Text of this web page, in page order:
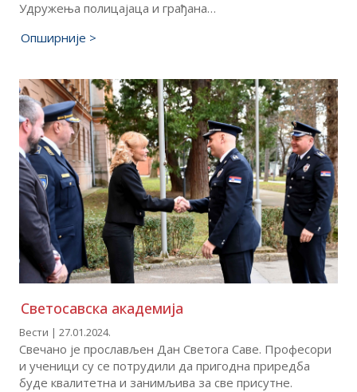
Удружења полицајаца и грађана…
Опширније >
Светосавска академија
Вести | 27.01.2024.
Свечано је прослављен Дан Светога Саве. Професори
и ученици су се потрудили да пригодна приредба
буде квалитетна и занимљива за све присутне.